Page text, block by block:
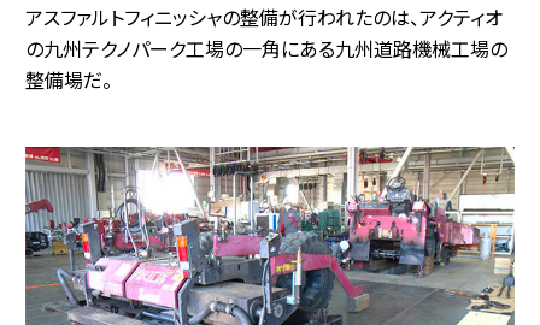
アスファルトフィニッシャの整備が行われたのは、アクティオ
の九州テクノパーク工場の一角にある九州道路機械工場の
整備場だ。